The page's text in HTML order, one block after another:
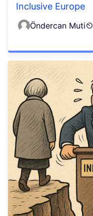
Inclusive Europe
Öndercan Muti